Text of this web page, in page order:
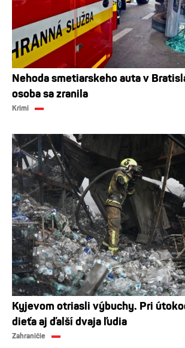
Nehoda smetiarskeho auta v
osoba sa zranila
Krimi
Kyjevom otriasli výbuchy. Pri
dieťa aj ďalší dvaja ľudia
Zahraničie